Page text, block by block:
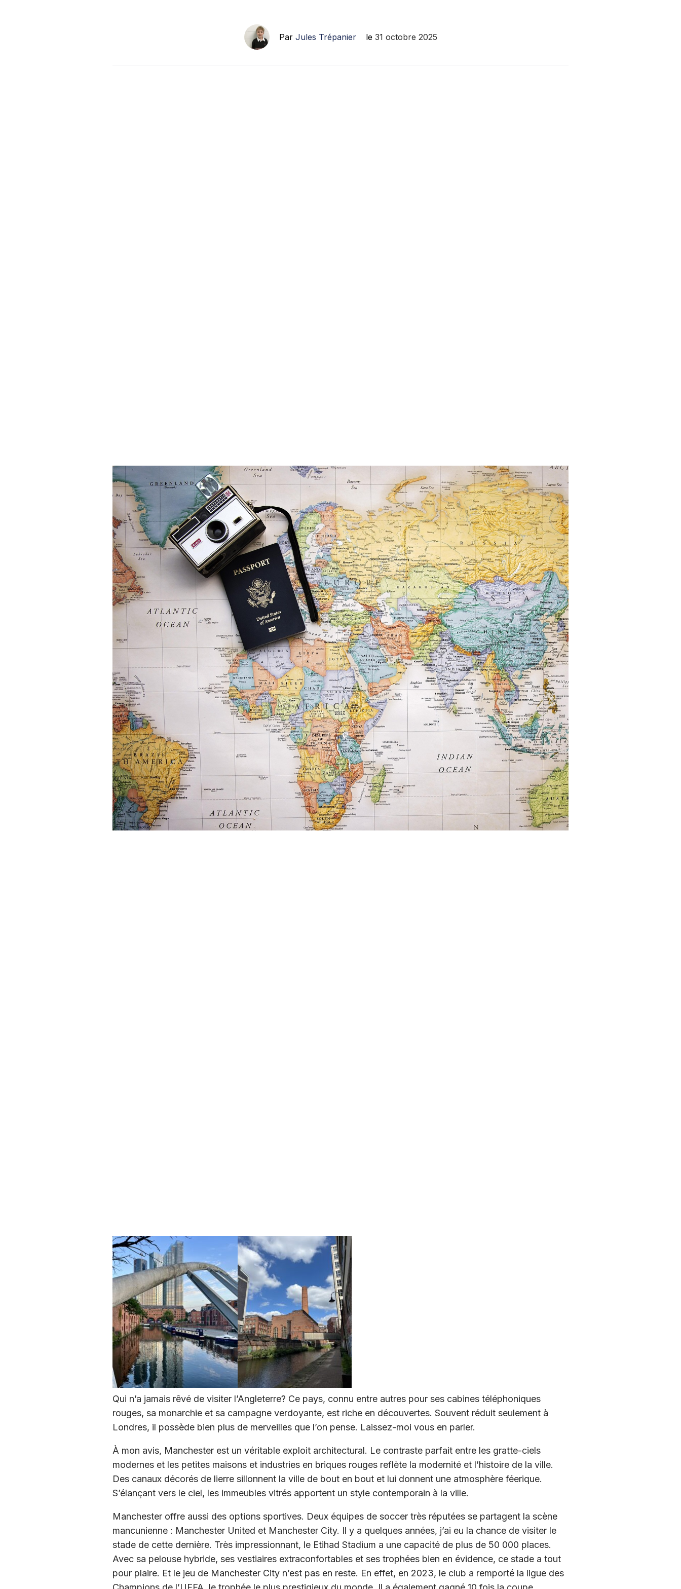
ParJules Trépanier le 31 octobre 2025
Qui n’a jamais rêvé de visiter l’Angleterre? Ce pays, connu entre autres pour ses cabines téléphoniques
rouges, sa monarchie et sa campagne verdoyante, est riche en découvertes. Souvent réduit seulement à
Londres, il possède bien plus de merveilles que l’on pense. Laissez-moi vous en parler.
À mon avis, Manchester est un véritable exploit architectural. Le contraste parfait entre les gratte-ciels
modernes et les petites maisons et industries en briques rouges reflète la modernité et l’histoire de la ville.
Des canaux décorés de lierre sillonnent la ville de bout en bout et lui donnent une atmosphère féerique.
S’élançant vers le ciel, les immeubles vitrés apportent un style contemporain à la ville.
Manchester offre aussi des options sportives. Deux équipes de soccer très réputées se partagent la scène
mancunienne : Manchester United et Manchester City. Il y a quelques années, j’ai eu la chance de visiter le
stade de cette dernière. Très impressionnant, le Etihad Stadium a une capacité de plus de 50 000 places.
Avec sa pelouse hybride, ses vestiaires extraconfortables et ses trophées bien en évidence, ce stade a tout
pour plaire. Et le jeu de Manchester City n’est pas en reste. En effet, en 2023, le club a remporté la ligue des